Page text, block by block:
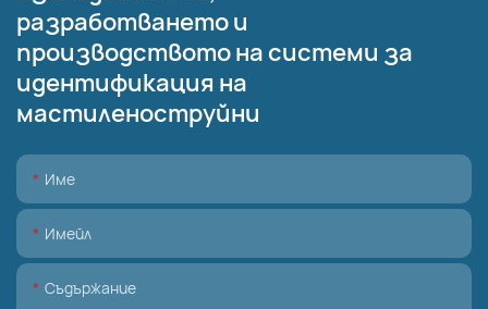
разработването и
производството на системи за
идентификация на
мастиленоструйни
Име
Имейл
Съдържание